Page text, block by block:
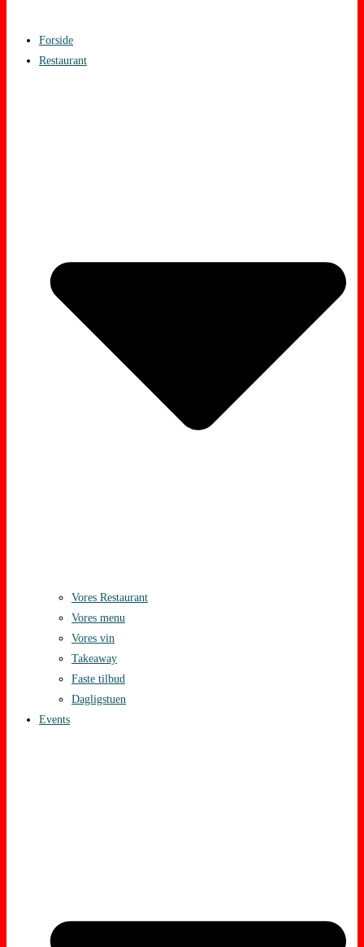
Forside
Restaurant
Vores Restaurant
Vores menu
Vores vin
Takeaway
Faste tilbud
Dagligstuen
Events